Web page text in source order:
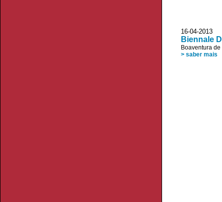
16-04-2013
Biennale
Boaventura
> saber mais